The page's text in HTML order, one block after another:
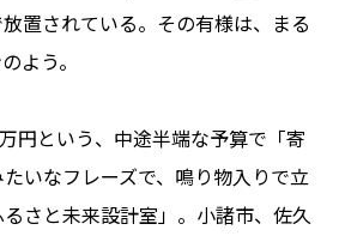
置されている。その有様は、まる
よう。
円という、中途半端な予算で「寄
いなフレーズで、鳴り物入りで立
さと未来設計室」。小諸市、佐久